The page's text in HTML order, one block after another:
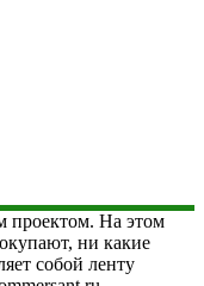
проектом. На этом
ни какие
собой ленту